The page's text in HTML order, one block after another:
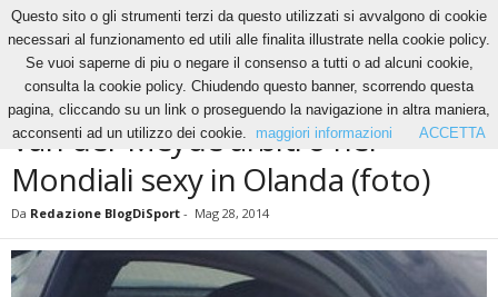
News Van der Meyde arbitro nei Mondiali sexy in Olanda (foto)
NEWS
Van der Meyde arbitro nei
Mondiali sexy in Olanda (foto)
Da Redazione BlogDiSport - Mag 28, 2014
Questo sito o gli strumenti terzi da questo utilizzati si avvalgono di cookie
necessari al funzionamento ed utili alle finalita illustrate nella cookie policy.
Se vuoi saperne di piu o negare il consenso a tutti o ad alcuni cookie,
consulta la cookie policy. Chiudendo questo banner, scorrendo questa
pagina, cliccando su un link o proseguendo la navigazione in altra maniera,
acconsenti ad un utilizzo dei cookie.
maggiori informazioni ACCETTA